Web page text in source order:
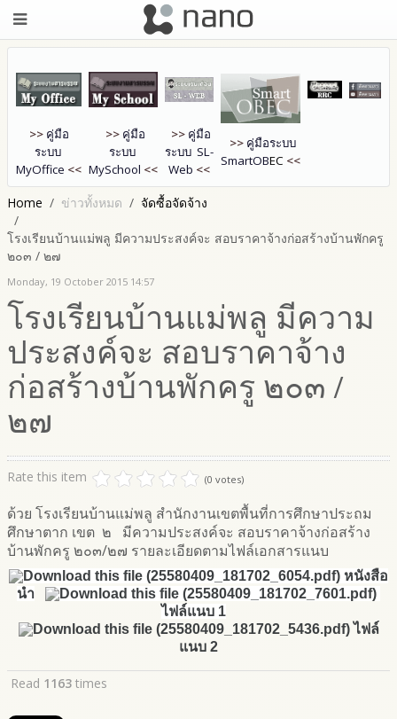
>> คู่มือ
ระบบ
MyOffice <<
>> คู่มือ
ระบบ
MySchool <<
>> คู่มือ
ระบบ SL-
Web <<
>> คู่มือระบบ
SmartOBEC <<
Home ข่าวทั้งหมด จัดซื้อจัดจ้าง
โรงเรียนบ้านแม่พลู มีความประสงค์จะ สอบราคาจ้างก่อสร้างบ้านพักครู
๒๐๓ / ๒๗
Monday, 19 October 2015 14:57
โรงเรียนบ้านแม่พลู มีความ
ประสงค์จะ สอบราคาจ้าง
ก่อสร้างบ้านพักครู ๒๐๓ /
๒๗
Rate this item (0 votes)
ด้วย โรงเรียนบ้านแม่พลู สำนักงานเขตพื้นที่การศึกษาประถม
ศึกษาตาก เขต ๒ มีความประสงค์จะ สอบราคาจ้างก่อสร้าง
บ้านพักครู ๒๐๓/๒๗ รายละเอียดตามไฟล์เอกสารแนบ
หนังสือ
นำ
ไฟล์แนบ 1
ไฟล์
แนบ 2
Read 1163 times